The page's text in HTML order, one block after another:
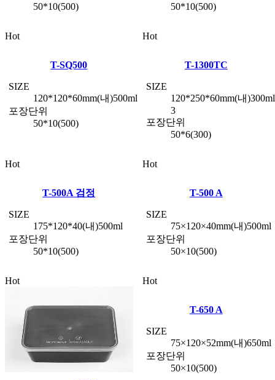
50*10(500)
50*10(500)
Hot
T-SQ500
SIZE
120*120*60mm(내)500ml
포장단위
50*10(500)
Hot
T-1300TC
SIZE
120*250*60mm(내
3
포장단위
50*6(300)
Hot
T-500A 검정
SIZE
175*120*40(내)500ml
포장단위
50*10(500)
Hot
T-500 A
SIZE
75×120×40mm(내)500ml
포장단위
50×10(500)
Hot Hot
T-650 A
SIZE
75×120×52mm(내)650ml
포장단위
50×10(500)